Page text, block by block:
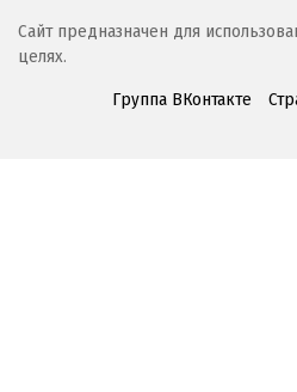
Сайт предназначен для
целях.
Группа ВКонтакте